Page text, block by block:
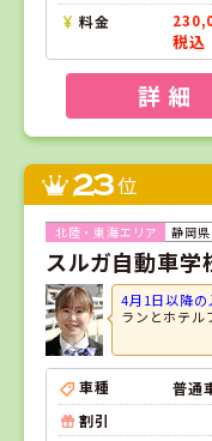
料金
税
詳 細
23位
静岡県
スルガ自動車学
4月1日以降の
ランとホテル
車種
普通
割引